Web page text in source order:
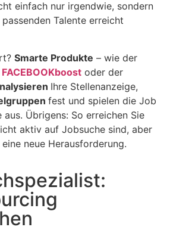
einfach nur irgendwie, sondern
Talente erreicht
Smarte Produkte – wie der
FACEBOOKboost oder der
Ihre Stellenanzeige,
fest und spielen die Job
Übrigens: So erreichen Sie
aktiv auf Jobsuche sind, aber
neue Herausforderung.